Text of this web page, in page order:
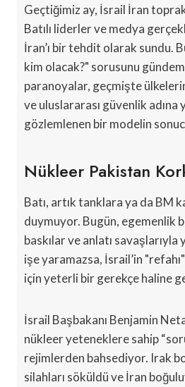
Geçtiğimiz ay, İsrail İran
Batılı liderler ve medya
İran’ı bir tehdit olarak sundu.
kim olacak?" sorusunu
paranoyalar, geçmişte
ve uluslararası güvenlik adına
gözlemlenen bir modelin
Nükleer Pakistan
Batı, artık tanklara ya da BM
duymuyor. Bugün, egemenlik
baskılar ve anlatı savaşlarıyla
işe yaramazsa, İsrail’in
için yeterli bir gerekçe haline
İsrail Başbakanı Benjamin
nükleer yeteneklere sahip
rejimlerden bahsediyor. Irak
silahları söküldü ve İran